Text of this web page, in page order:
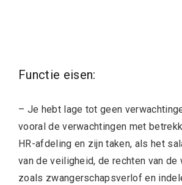
Functie eisen:
– Je hebt lage tot geen
vooral de verwachtingen met
HR-afdeling en zijn taken, als het
van de veiligheid, de rechten van de
zoals zwangerschapsverlof en